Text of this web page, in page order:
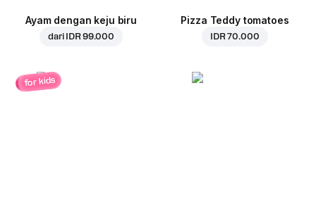
Ayam dengan keju biru
dari IDR 99.000
Pizza Teddy tomatoes
IDR 70.000
for kids